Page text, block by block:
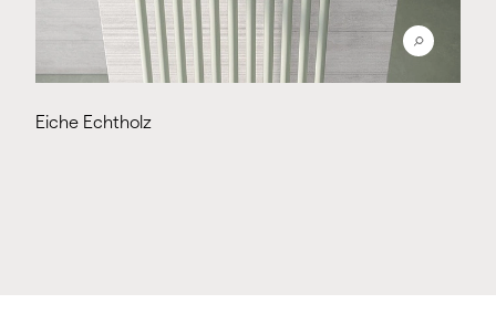
Eiche Echtholz